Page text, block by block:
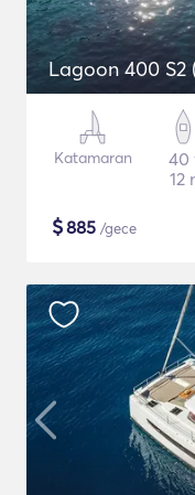
Lagoon 400 S2
Katamaran
40
12
$885 /gece